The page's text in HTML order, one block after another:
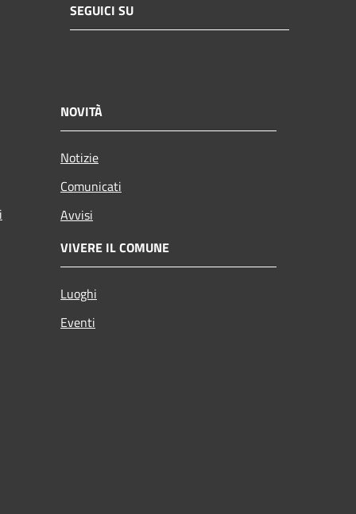
SEGUICI SU
NOVITÀ
Notizie
Comunicati
Avvisi
VIVERE IL COMUNE
Luoghi
Eventi